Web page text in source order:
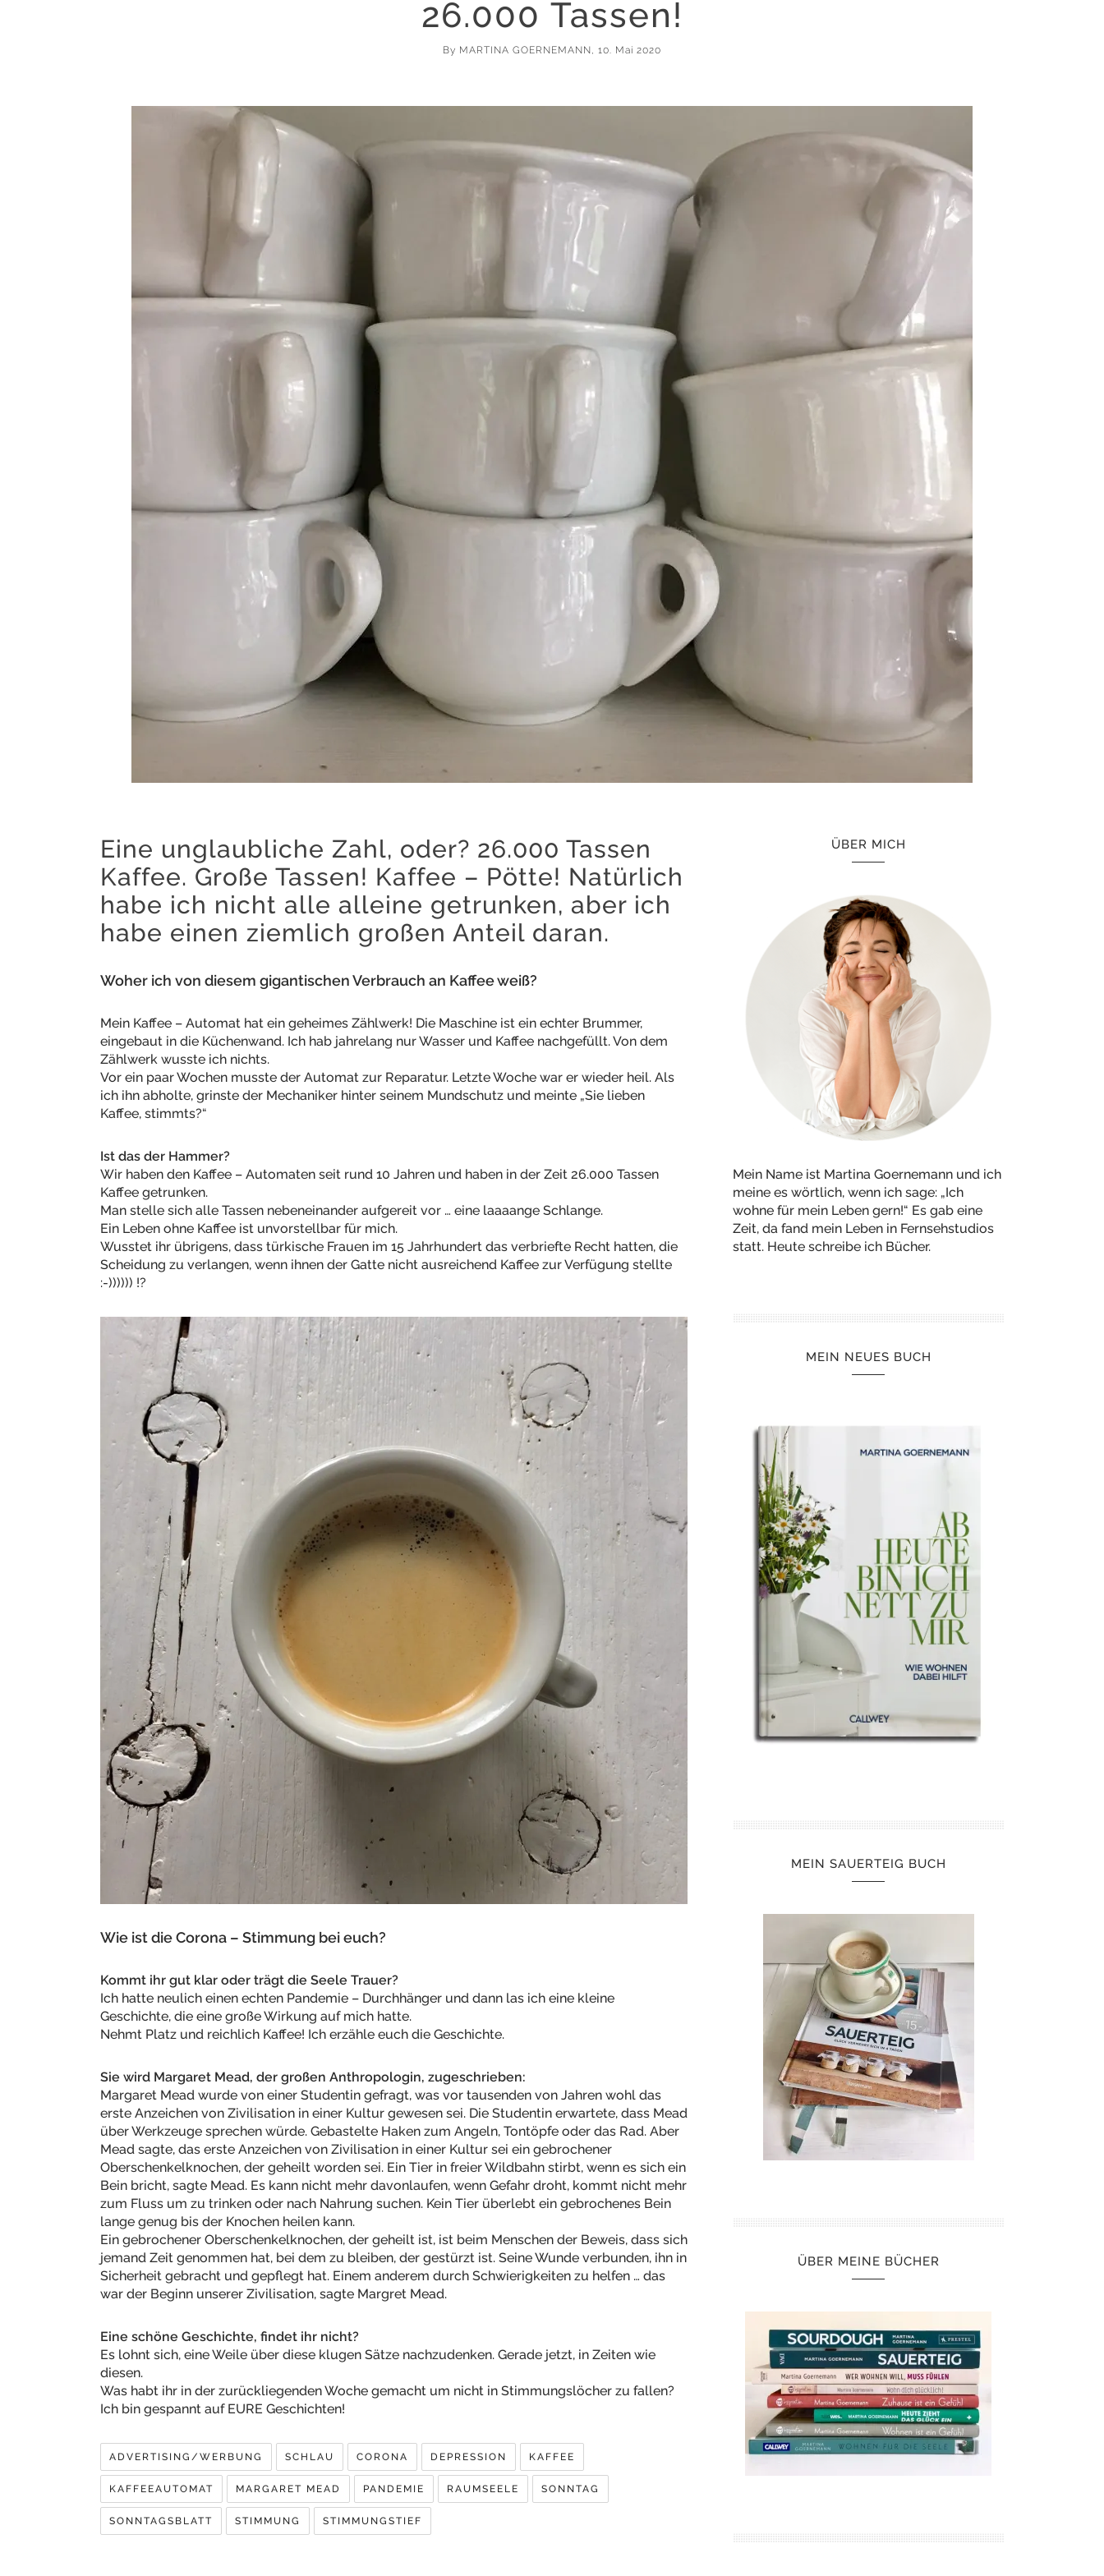
26.000 Tassen!
By MARTINA GOERNEMANN , 10. Mai 2020
Eine unglaubliche Zahl, oder? 26.000 Tassen
Kaffee. Große Tassen! Kaffee – Pötte! Natürlich
habe ich nicht alle alleine getrunken, aber ich
habe einen ziemlich großen Anteil daran.
Woher ich von diesem gigantischen Verbrauch an Kaffee weiß?
Mein Kaffee – Automat hat ein geheimes Zählwerk! Die Maschine ist ein echter Brummer,
eingebaut in die Küchenwand. Ich hab jahrelang nur Wasser und Kaffee nachgefüllt. Von dem
Zählwerk wusste ich nichts.
Vor ein paar Wochen musste der Automat zur Reparatur. Letzte Woche war er wieder heil. Als
ich ihn abholte, grinste der Mechaniker hinter seinem Mundschutz und meinte „Sie lieben
Kaffee, stimmts?“
Ist das der Hammer?
Wir haben den Kaffee – Automaten seit rund 10 Jahren und haben in der Zeit 26.000 Tassen
Kaffee getrunken.
Man stelle sich alle Tassen nebeneinander aufgereit vor … eine laaaange Schlange.
Ein Leben ohne Kaffee ist unvorstellbar für mich.
Wusstet ihr übrigens, dass türkische Frauen im 15 Jahrhundert das verbriefte Recht hatten, die
Scheidung zu verlangen, wenn ihnen der Gatte nicht ausreichend Kaffee zur Verfügung stellte
:-)))))) !?
Wie ist die Corona – Stimmung bei euch?
Kommt ihr gut klar oder trägt die Seele Trauer?
Ich hatte neulich einen echten Pandemie – Durchhänger und dann las ich eine kleine
Geschichte, die eine große Wirkung auf mich hatte.
Nehmt Platz und reichlich Kaffee! Ich erzähle euch die Geschichte.
Sie wird Margaret Mead, der großen Anthropologin, zugeschrieben:
Margaret Mead wurde von einer Studentin gefragt, was vor tausenden von Jahren wohl das
erste Anzeichen von Zivilisation in einer Kultur gewesen sei. Die Studentin erwartete, dass Mead
über Werkzeuge sprechen würde. Gebastelte Haken zum Angeln, Tontöpfe oder das Rad. Aber
Mead sagte, das erste Anzeichen von Zivilisation in einer Kultur sei ein gebrochener
Oberschenkelknochen, der geheilt worden sei. Ein Tier in freier Wildbahn stirbt, wenn es sich ein
Bein bricht, sagte Mead. Es kann nicht mehr davonlaufen, wenn Gefahr droht, kommt nicht mehr
zum Fluss um zu trinken oder nach Nahrung suchen. Kein Tier überlebt ein gebrochenes Bein
lange genug bis der Knochen heilen kann.
Ein gebrochener Oberschenkelknochen, der geheilt ist, ist beim Menschen der Beweis, dass sich
jemand Zeit genommen hat, bei dem zu bleiben, der gestürzt ist. Seine Wunde verbunden, ihn in
Sicherheit gebracht und gepflegt hat. Einem anderem durch Schwierigkeiten zu helfen … das
war der Beginn unserer Zivilisation, sagte Margret Mead.
Eine schöne Geschichte, findet ihr nicht?
Es lohnt sich, eine Weile über diese klugen Sätze nachzudenken. Gerade jetzt, in Zeiten wie
diesen.
Was habt ihr in der zurückliegenden Woche gemacht um nicht in Stimmungslöcher zu fallen?
Ich bin gespannt auf EURE Geschichten!
ADVERTISING/WERBUNG SCHLAU CORONA DEPRESSION KAFFEE
KAFFEEAUTOMAT MARGARET MEAD PANDEMIE RAUMSEELE SONNTAG
SONNTAGSBLATT STIMMUNG STIMMUNGSTIEF
ÜBER MICH
Mein Name ist Martina Goernemann und ich
meine es wörtlich, wenn ich sage: „Ich
wohne für mein Leben gern!“ Es gab eine
Zeit, da fand mein Leben in Fernsehstudios
statt. Heute schreibe ich Bücher.
MEIN NEUES BUCH
MEIN SAUERTEIG BUCH
ÜBER MEINE BÜCHER